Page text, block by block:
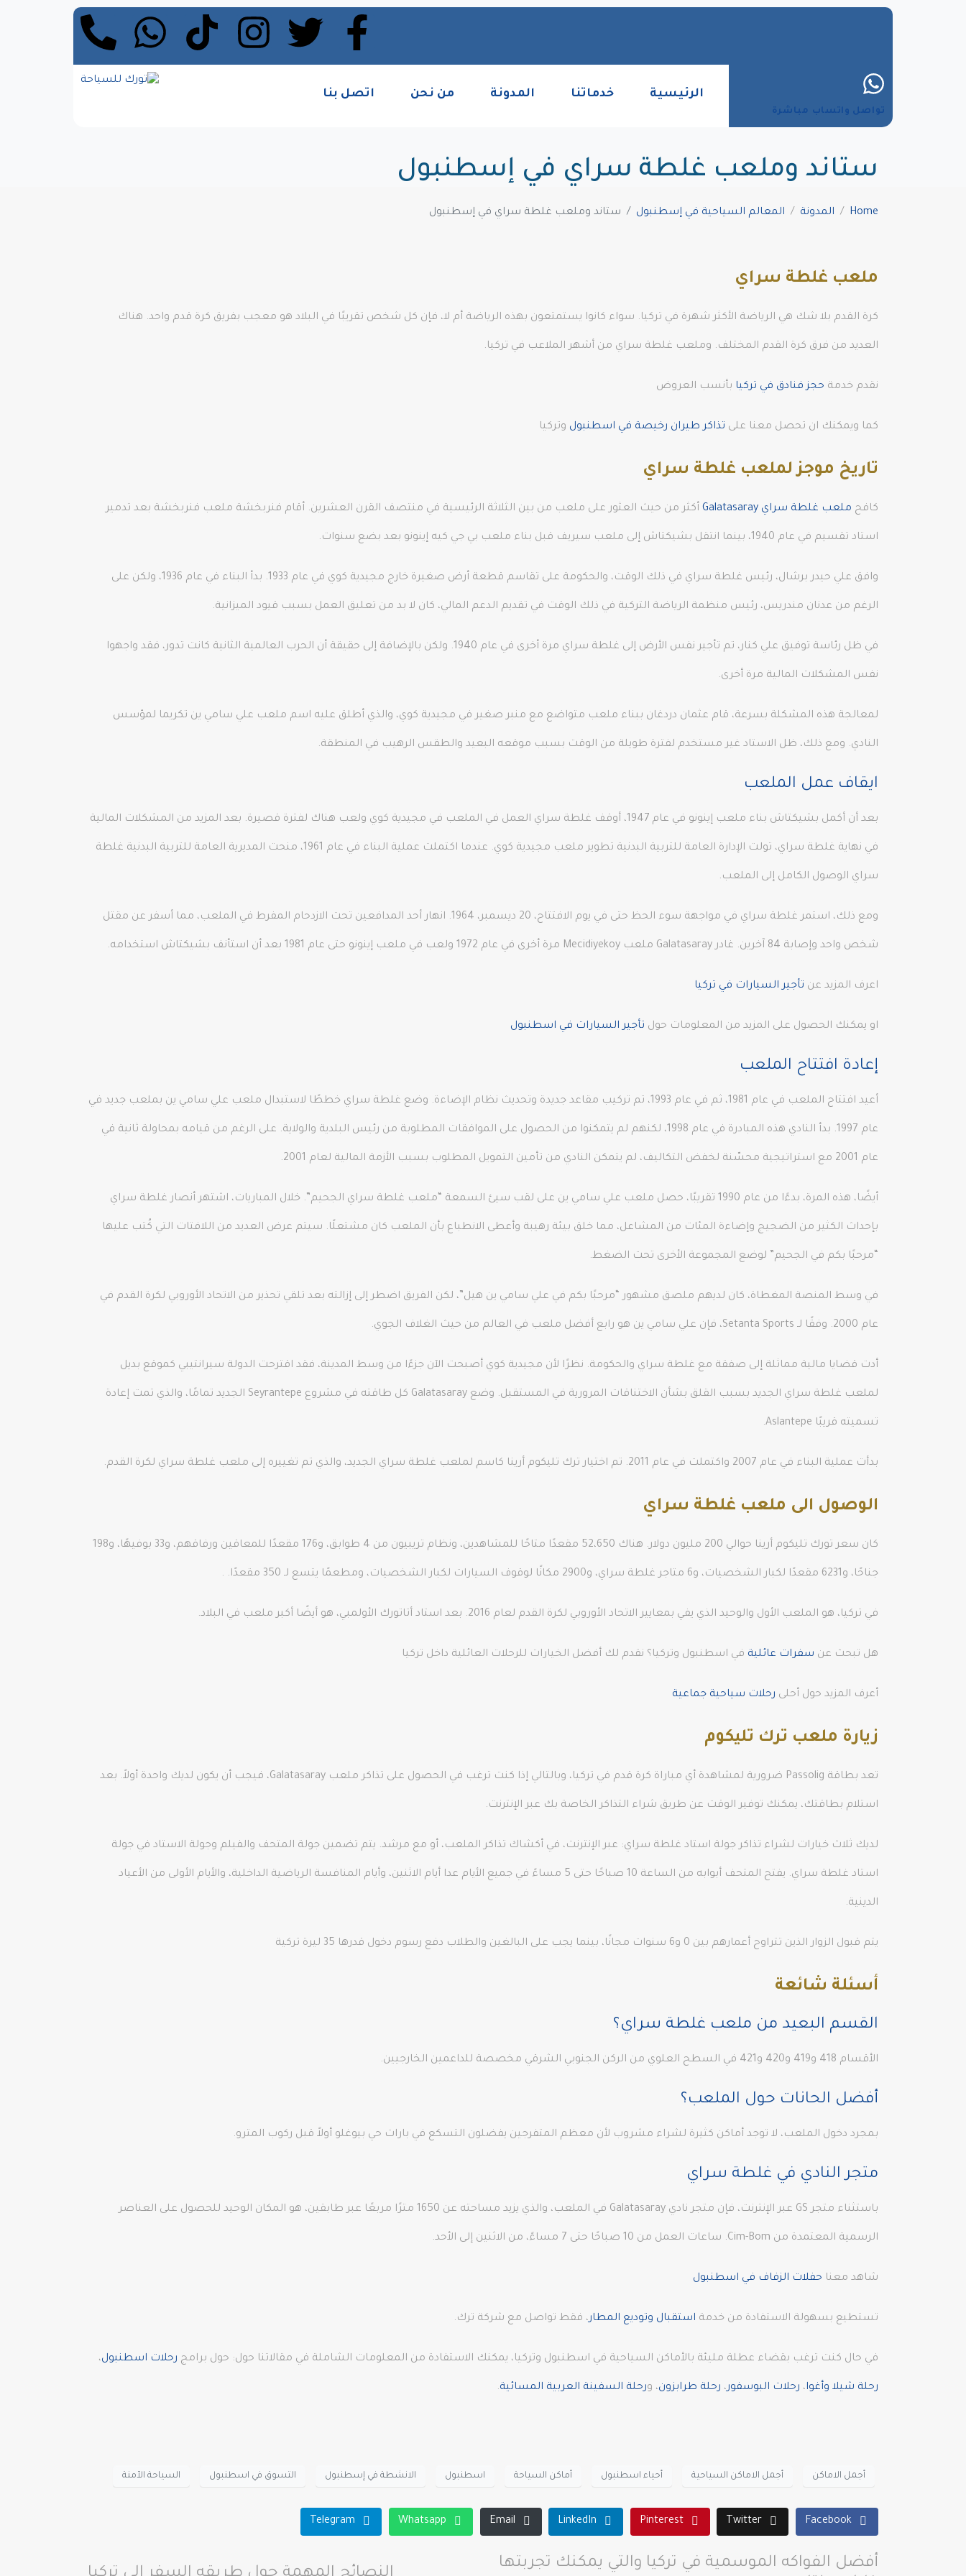
تواصل واتساب مباشرة
الرئيسية خدماتنا المدونة من نحن اتصل بنا
ستاند وملعب غلطة سراي في إسطنبول
Home المدونة المعالم السياحية في إسطنبول ستاند وملعب غلطة سراي في إسطنبول
ملعب غلطة سراي
كرة القدم بلا شك هي الرياضة الأكثر شهرة في تركيا. سواء كانوا يستمتعون بهذه الرياضة أم لا، فإن كل شخص تقريبًا في البلاد هو معجب بفريق كرة قدم واحد. هناك
العديد من فرق كرة القدم المختلف. وملعب غلطة سراي من أشهر الملاعب في تركيا.
نقدم خدمة حجز فنادق في تركيا بأنسب العروض
كما ويمكنك ان تحصل معنا على تذاكر طيران رخيصة في اسطنبول وتركيا
تاريخ موجز لملعب غلطة سراي
كافح ملعب غلطة سراي Galatasaray أكثر من حيث العثور على ملعب من بين الثلاثة الرئيسية في منتصف القرن العشرين. أقام فنربخشة ملعب فنربخشة بعد تدمير
استاد تقسيم في عام 1940، بينما انتقل بشيكتاش إلى ملعب سيريف قبل بناء ملعب بي جي كيه إينونو بعد بضع سنوات.
وافق علي حيدر برشال، رئيس غلطة سراي في ذلك الوقت، والحكومة على تقاسم قطعة أرض صغيرة خارج مجيدية كوي في عام 1933. بدأ البناء في عام 1936، ولكن على
الرغم من عدنان مندريس، رئيس منظمة الرياضة التركية في ذلك الوقت في تقديم الدعم المالي، كان لا بد من تعليق العمل بسبب قيود الميزانية.
في ظل رئاسة توفيق علي كنار، تم تأجير نفس الأرض إلى غلطة سراي مرة أخرى في عام 1940. ولكن بالإضافة إلى حقيقة أن الحرب العالمية الثانية كانت تدور، فقد واجهوا
نفس المشكلات المالية مرة أخرى.
لمعالجة هذه المشكلة بسرعة، قام عثمان دردغان ببناء ملعب متواضع مع منبر صغير في مجيدية كوي، والذي أطلق عليه اسم ملعب علي سامي ين تكريما لمؤسس
النادي. ومع ذلك، ظل الاستاد غير مستخدم لفترة طويلة من الوقت بسبب موقعه البعيد والطقس الرهيب في المنطقة.
ايقاف عمل الملعب
بعد أن أكمل بشيكتاش بناء ملعب إينونو في عام 1947، أوقف غلطة سراي العمل في الملعب في مجيدية كوي ولعب هناك لفترة قصيرة. بعد المزيد من المشكلات المالية
في نهاية غلطة سراي، تولت الإدارة العامة للتربية البدنية تطوير ملعب مجيدية كوي. عندما اكتملت عملية البناء في عام 1961، منحت المديرية العامة للتربية البدنية غلطة
سراي الوصول الكامل إلى الملعب.
ومع ذلك، استمر غلطة سراي في مواجهة سوء الحظ حتى في يوم الافتتاح، 20 ديسمبر، 1964. انهار أحد المدافعين تحت الازدحام المفرط في الملعب، مما أسفر عن مقتل
شخص واحد وإصابة 84 آخرين. غادر Galatasaray ملعب Mecidiyekoy مرة أخرى في عام 1972 ولعب في ملعب إينونو حتى عام 1981 بعد أن استأنف بشيكتاش استخدامه.
اعرف المزيد عن تأجير السيارات في تركيا
او يمكنك الحصول على المزيد من المعلومات حول تأجير السيارات في اسطنبول
إعادة افتتاح الملعب
أعيد افتتاح الملعب في عام 1981، ثم في عام 1993، تم تركيب مقاعد جديدة وتحديث نظام الإضاءة. وضع غلطة سراي خططًا لاستبدال ملعب علي سامي ين بملعب جديد في
عام 1997. بدأ النادي هذه المبادرة في عام 1998، لكنهم لم يتمكنوا من الحصول على الموافقات المطلوبة من رئيس البلدية والولاية. على الرغم من قيامه بمحاولة ثانية في
عام 2001 مع استراتيجية محسّنة لخفض التكاليف، لم يتمكن النادي من تأمين التمويل المطلوب بسبب الأزمة المالية لعام 2001.
أيضًا، هذه المرة، بدءًا من عام 1990 تقريبًا، حصل ملعب علي سامي ين على لقب سيئ السمعة “ملعب غلطة سراي الجحيم”. خلال المباريات، اشتهر أنصار غلطة سراي
بإحداث الكثير من الضجيج وإضاءة المئات من المشاعل، مما خلق بيئة رهيبة وأعطى الانطباع بأن الملعب كان مشتعلًا. سيتم عرض العديد من اللافتات التي كُتب عليها
“مرحبًا بكم في الجحيم” لوضع المجموعة الأخرى تحت الضغط.
في وسط المنصة المغطاة، كان لديهم ملصق مشهور “مرحبًا بكم في علي سامي ين هيل”، لكن الفريق اضطر إلى إزالته بعد تلقي تحذير من الاتحاد الأوروبي لكرة القدم في
عام 2000. وفقًا لـ Setanta Sports، فإن علي سامي ين هو رابع أفضل ملعب في العالم من حيث الغلاف الجوي.
أدت قضايا مالية مماثلة إلى صفقة مع غلطة سراي والحكومة. نظرًا لأن مجيدية كوي أصبحت الآن جزءًا من وسط المدينة، فقد اقترحت الدولة سيرانتيبي كموقع بديل
لملعب غلطة سراي الجديد بسبب القلق بشأن الاختناقات المرورية في المستقبل. وضع Galatasaray كل طاقته في مشروع Seyrantepe الجديد تمامًا، والذي تمت إعادة
تسميته قريبًا Aslantepe.
بدأت عملية البناء في عام 2007 واكتملت في عام 2011. تم اختيار ترك تليكوم أرينا كاسم لملعب غلطة سراي الجديد، والذي تم تغييره إلى ملعب غلطة سراي لكرة القدم.
الوصول الى ملعب غلطة سراي
كان سعر تورك تليكوم أرينا حوالي 200 مليون دولار. هناك 52،650 مقعدًا متاحًا للمشاهدين، ونظام تريبيون من 4 طوابق، و176 مقعدًا للمعاقين ورفاقهم، و33 بوفيهًا، و198
جناحًا، و6231 مقعدًا لكبار الشخصيات، و6 متاجر غلطة سراي، و2900 مكانًا لوقوف السيارات لكبار الشخصيات، ومطعمًا يتسع لـ 350 مقعدًا. .
في تركيا، هو الملعب الأول والوحيد الذي يفي بمعايير الاتحاد الأوروبي لكرة القدم لعام 2016. بعد استاد أتاتورك الأولمبي، هو أيضًا أكبر ملعب في البلاد.
هل تبحث عن سفرات عائلية في اسطنبول وتركيا؟ نقدم لك أفضل الخيارات للرحلات العائلية داخل تركيا
أعرف المزيد حول أحلى رحلات سياحية جماعية
زيارة ملعب ترك تليكوم
تعد بطاقة Passolig ضرورية لمشاهدة أي مباراة كرة قدم في تركيا، وبالتالي إذا كنت ترغب في الحصول على تذاكر ملعب Galatasaray، فيجب أن يكون لديك واحدة أولاً. بعد
استلام بطاقتك، يمكنك توفير الوقت عن طريق شراء التذاكر الخاصة بك عبر الإنترنت.
لديك ثلاث خيارات لشراء تذاكر جولة استاد غلطة سراي: عبر الإنترنت، في أكشاك تذاكر الملعب، أو مع مرشد. يتم تضمين جولة المتحف والفيلم وجولة الاستاد في جولة
استاد غلطة سراي. يفتح المتحف أبوابه من الساعة 10 صباحًا حتى 5 مساءً في جميع الأيام عدا أيام الاثنين، وأيام المنافسة الرياضية الداخلية، والأيام الأولى من الأعياد
الدينية.
يتم قبول الزوار الذين تتراوح أعمارهم بين 0 و6 سنوات مجانًا، بينما يجب على البالغين والطلاب دفع رسوم دخول قدرها 35 ليرة تركية
أسئلة شائعة
القسم البعيد من ملعب غلطة سراي؟
الأقسام 418 و419 و420 و421 في السطح العلوي من الركن الجنوبي الشرقي مخصصة للداعمين الخارجيين.
أفضل الحانات حول الملعب؟
بمجرد دخول الملعب، لا توجد أماكن كثيرة لشراء مشروب لأن معظم المتفرجين يفضلون التسكع في بارات حي بيوغلو أولاً قبل ركوب المترو.
متجر النادي في غلطة سراي
باستثناء متجر GS عبر الإنترنت، فإن متجر نادي Galatasaray في الملعب، والذي يزيد مساحته عن 1650 مترًا مربعًا عبر طابقين، هو المكان الوحيد للحصول على العناصر
الرسمية المعتمدة من Cim-Bom. ساعات العمل من 10 صباحًا حتى 7 مساءً، من الاثنين إلى الأحد.
شاهد معنا حفلات الزفاف في اسطنبول
تستطيع بسهولة الاستفادة من خدمة استقبال وتوديع المطار، فقط تواصل مع شركة ترك.
في حال كنت ترغب بقضاء عطلة مليئة بالأماكن السياحية في اسطنبول وتركيا، يمكنك الاستفادة من المعلومات الشاملة في مقالاتنا حول: حول برامج رحلات اسطنبول،
رحلة شيلا وأغوا، رحلات البوسفور، رحلة طرابزون، ورحلة السفينة العربية المسائية.
أجمل الاماكن أجمل الاماكن السياحية أحياء اسطنبول أماكن السياحة اسطنبول الانشطة في إسطنبول التسوق في اسطنبول السياحة الآمنة
Facebook
Twitter
Pinterest
LinkedIn
Email
Whatsapp
Telegram
أفضل الفواكه الموسمية في تركيا والتي يمكنك تجربتها